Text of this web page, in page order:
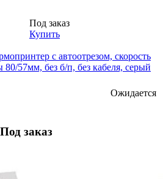
Под заказ
Купить
с автоотрезом, скорость
57мм, без б/п, без кабеля, серый
Ожидается
Под заказ